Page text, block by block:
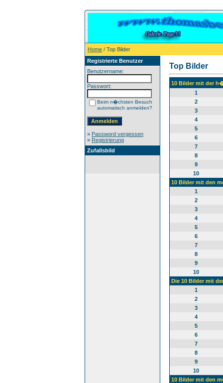
Home / Top Bilder
Registrierte Benutzer
Benutzername:
Passwort:
Beim n�chsten Besuch
automatisch anmelden?
» Password vergessen
» Registrierung
Zufallsbild
Top Bilder
10 Bilder mit der
1
2
3
4
5
6
7
8
9
10
10 Bilder mit den
1
2
3
4
5
6
7
8
9
10
Die 10 Bilder mit
1
2
3
4
5
6
7
8
9
10
10 Bilder mit den